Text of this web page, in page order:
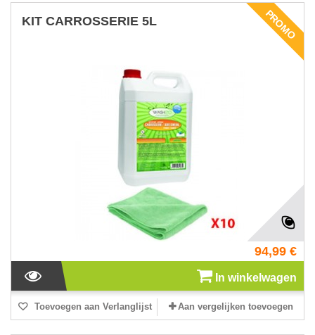
PROMO
KIT CARROSSERIE 5L
94,99 €
In winkelwagen
Toevoegen aan Verlanglijst Aan vergelijken toevoegen